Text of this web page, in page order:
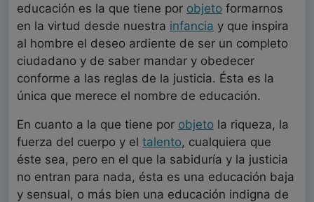
educación es la que tiene por objeto formarnos
en la virtud desde nuestra infancia y que inspira
al hombre el deseo ardiente de ser un completo
ciudadano y de saber mandar y obedecer
conforme a las reglas de la justicia. Ésta es la
única que merece el nombre de educación.
En cuanto a la que tiene por objeto la riqueza, la
fuerza del cuerpo y el talento, cualquiera que
éste sea, pero en el que la sabiduría y la justicia
no entran para nada, ésta es una educación baja
y sensual, o más bien una educación indigna de